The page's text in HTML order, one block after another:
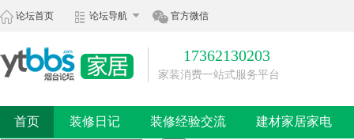
论坛首页 论坛导航 官方微信
17362130203
家装消费一站式服务平台
首页 装修日记 装修经验交流 建材家居家电